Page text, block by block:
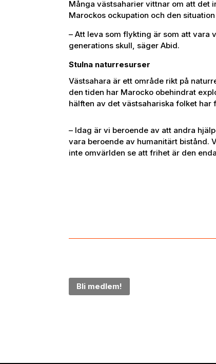
Många västsaharier vittnar om att det
Marockos ockupation och den
– Att leva som flykting är som att vara
generations skull, säger Abid.
Stulna naturresurser
Västsahara är ett område rikt på
den tiden har Marocko obehindrat
hälften av det västsahariska folket
– Idag är vi beroende av att andra
vara beroende av humanitärt bistånd.
inte omvärlden se att frihet är den
Bli medlem!